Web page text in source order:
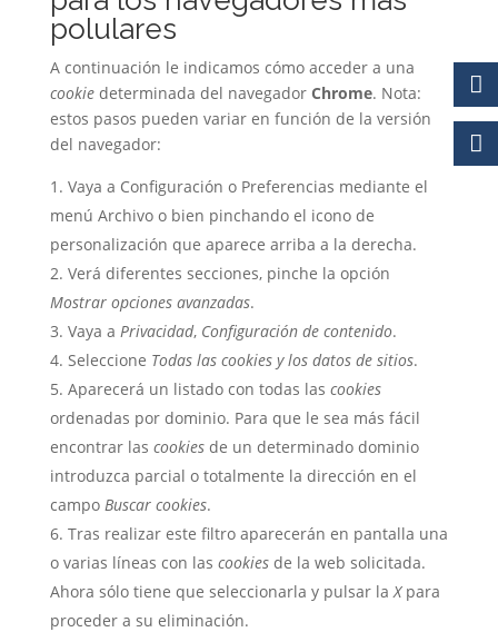
polulares
A continuación le indicamos cómo acceder a una
cookiedeterminada del navegador Chrome. Nota:
estos pasos pueden variar en función de la versión
del navegador:
Vaya a Configuración o Preferencias mediante el
menú Archivo o bien pinchando el icono de
personalización que aparece arriba a la derecha.
Verá diferentes secciones, pinche la opción
Mostrar opciones avanzadas.
Vaya a Privacidad, Configuración de contenido.
Seleccione Todas las cookiesy los datos de sitios.
Aparecerá un listado con todas las cookies
ordenadas por dominio. Para que le sea más fácil
encontrar las cookiesde un determinado dominio
introduzca parcial o totalmente la dirección en el
campo Buscar cookies.
Tras realizar este filtro aparecerán en pantalla una
o varias líneas con las cookiesde la web solicitada.
Ahora sólo tiene que seleccionarla y pulsar laXpara
proceder a su eliminación.